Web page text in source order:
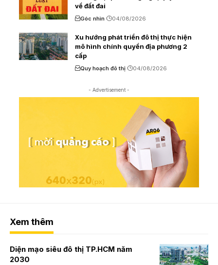
về đất đai
Góc nhìn 04/08/2026
Xu hướng phát triển đô thị thực hiện
mô hình chính quyền địa phương 2
cấp
Quy hoạch đô thị 04/08/2026
- Advertisement -
Xem thêm
Diện mạo siêu đô thị TP.HCM năm
2030